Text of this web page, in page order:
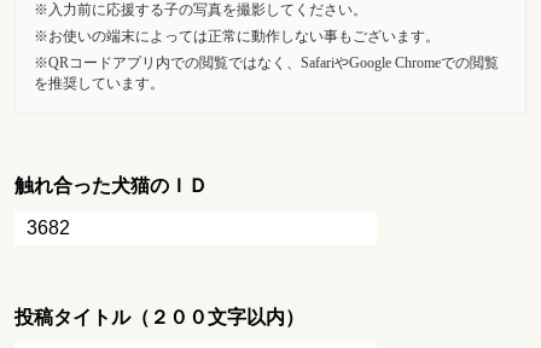
入力前に応援する子の写真を撮影してください。
お使いの端末によっては正常に動作しない事もございます。
QRコードアプリ内での閲覧ではなく、SafariやGoogle Chromeでの閲覧
を推奨しています。
触れ合った犬猫のＩＤ
投稿タイトル（２００文字以内）